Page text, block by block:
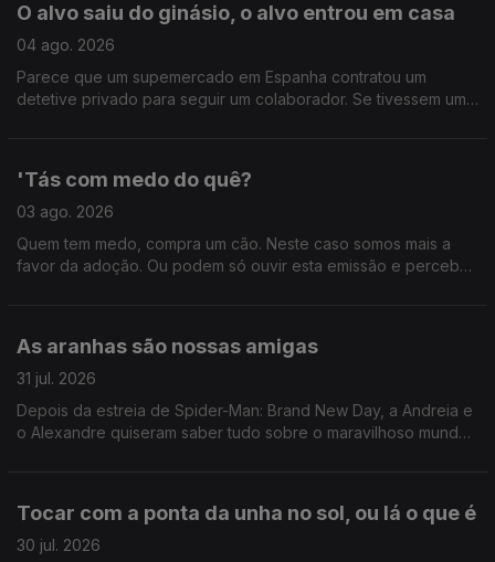
O alvo saiu do ginásio, o alvo entrou em casa
04 ago. 2026
Parece que um supemercado em Espanha contratou um
detetive privado para seguir um colaborador. Se tivessem um
'Tás com medo do quê?
03 ago. 2026
Quem tem medo, compra um cão. Neste caso somos mais a
favor da adoção. Ou podem só ouvir esta emissão e perceber
As aranhas são nossas amigas
31 jul. 2026
Depois da estreia de Spider-Man: Brand New Day, a Andreia e
o Alexandre quiseram saber tudo sobre o maravilhoso mundo
Tocar com a ponta da unha no sol, ou lá o que é
30 jul. 2026